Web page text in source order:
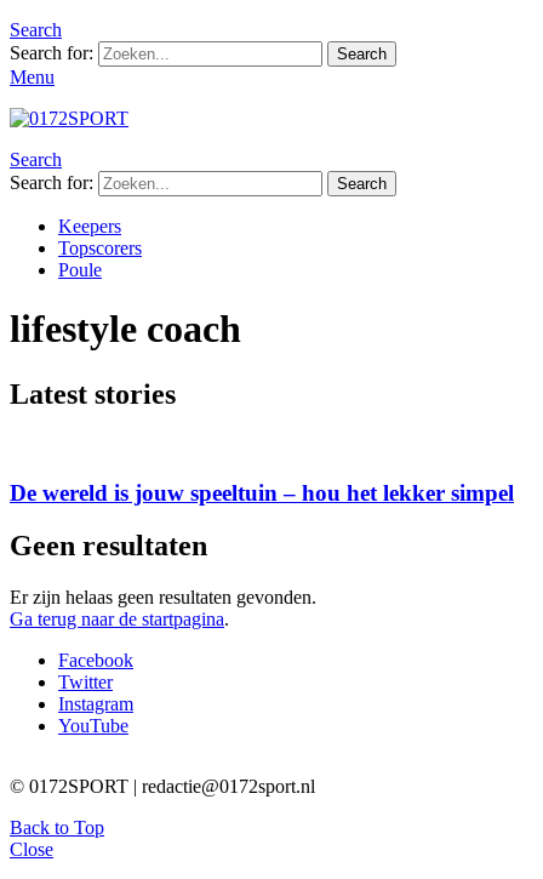
Search
Search for:
Search
Menu
Search
Search for:
Search
Keepers
Topscorers
Poule
lifestyle coach
Latest stories
De wereld is jouw speeltuin – hou het lekker simpel
Geen resultaten
Er zijn helaas geen resultaten gevonden.
Ga terug naar de startpagina.
Facebook
Twitter
Instagram
YouTube
© 0172SPORT | redactie@0172sport.nl
Back to Top
Close